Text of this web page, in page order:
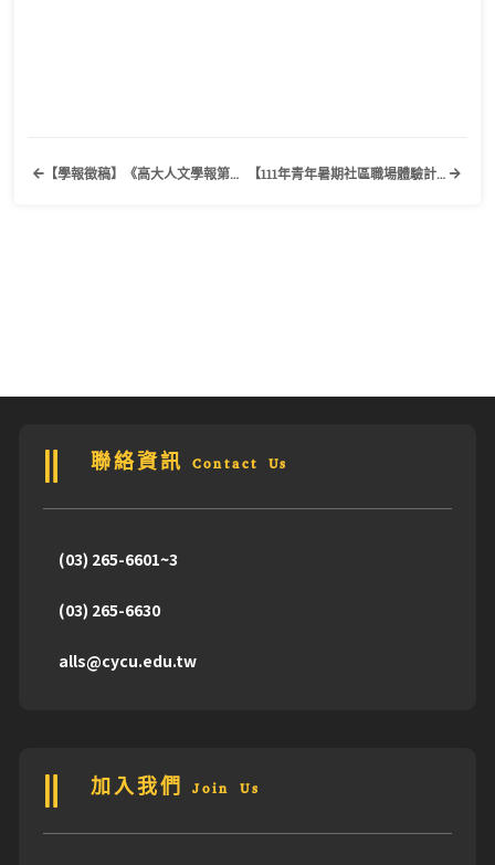
【學報徵稿】《高大人文學報第七期》國立高雄大學人文社會科學院 【111年青年暑期社區職場體驗計畫】歡迎有需要的同學踴躍報名申請！
聯絡資訊 Contact Us
(03) 265-6601~3
(03) 265-6630
alls@cycu.edu.tw
加入我們 Join Us